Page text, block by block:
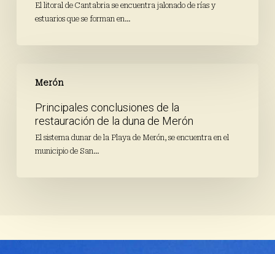
gracias
El litoral de Cantabria se encuentra jalonado de rías y
estuarios que se forman en…
Merón
conclusiones
restauración
Principales conclusiones de la
restauración de la duna de Merón
El sistema dunar de la Playa de Merón, se encuentra en el
municipio de San…